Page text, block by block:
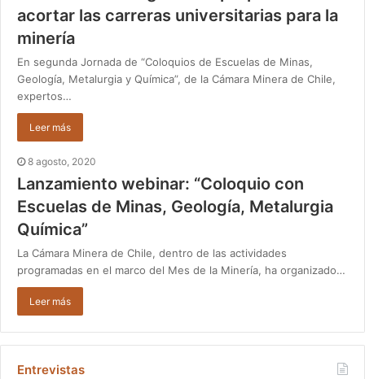
acortar las carreras universitarias para la
minería
En segunda Jornada de “Coloquios de Escuelas de Minas,
Geología, Metalurgia y Química”, de la Cámara Minera de Chile,
expertos…
Leer más
8 agosto, 2020
Lanzamiento webinar: “Coloquio con
Escuelas de Minas, Geología, Metalurgia
Química”
La Cámara Minera de Chile, dentro de las actividades
programadas en el marco del Mes de la Minería, ha organizado…
Leer más
Entrevistas